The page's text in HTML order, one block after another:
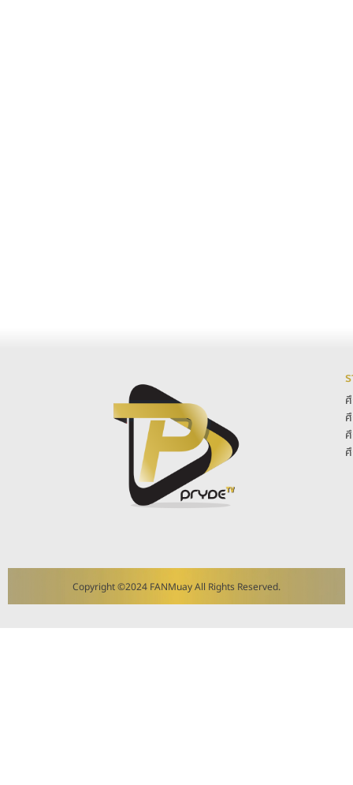
Copyright ©2024 FANMuay All Rights Reserved.